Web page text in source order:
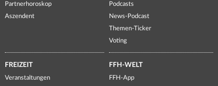
Partnerhoroskop
Aszendent
Podcasts
News-Podcast
Themen-Ticker
Voting
FREIZEIT
Veranstaltungen
FFH-WELT
FFH-App